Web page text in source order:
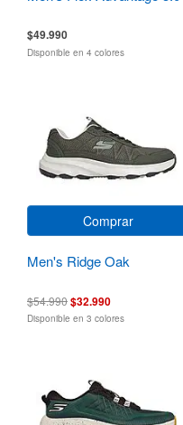
$49.990
Disponible en 4 colores
Comprar
Men's Ridge Oak
$54.990$32.990
Disponible en 3 colores